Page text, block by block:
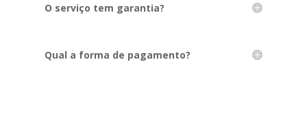
O serviço tem garantia?
Qual a forma de pagamento?